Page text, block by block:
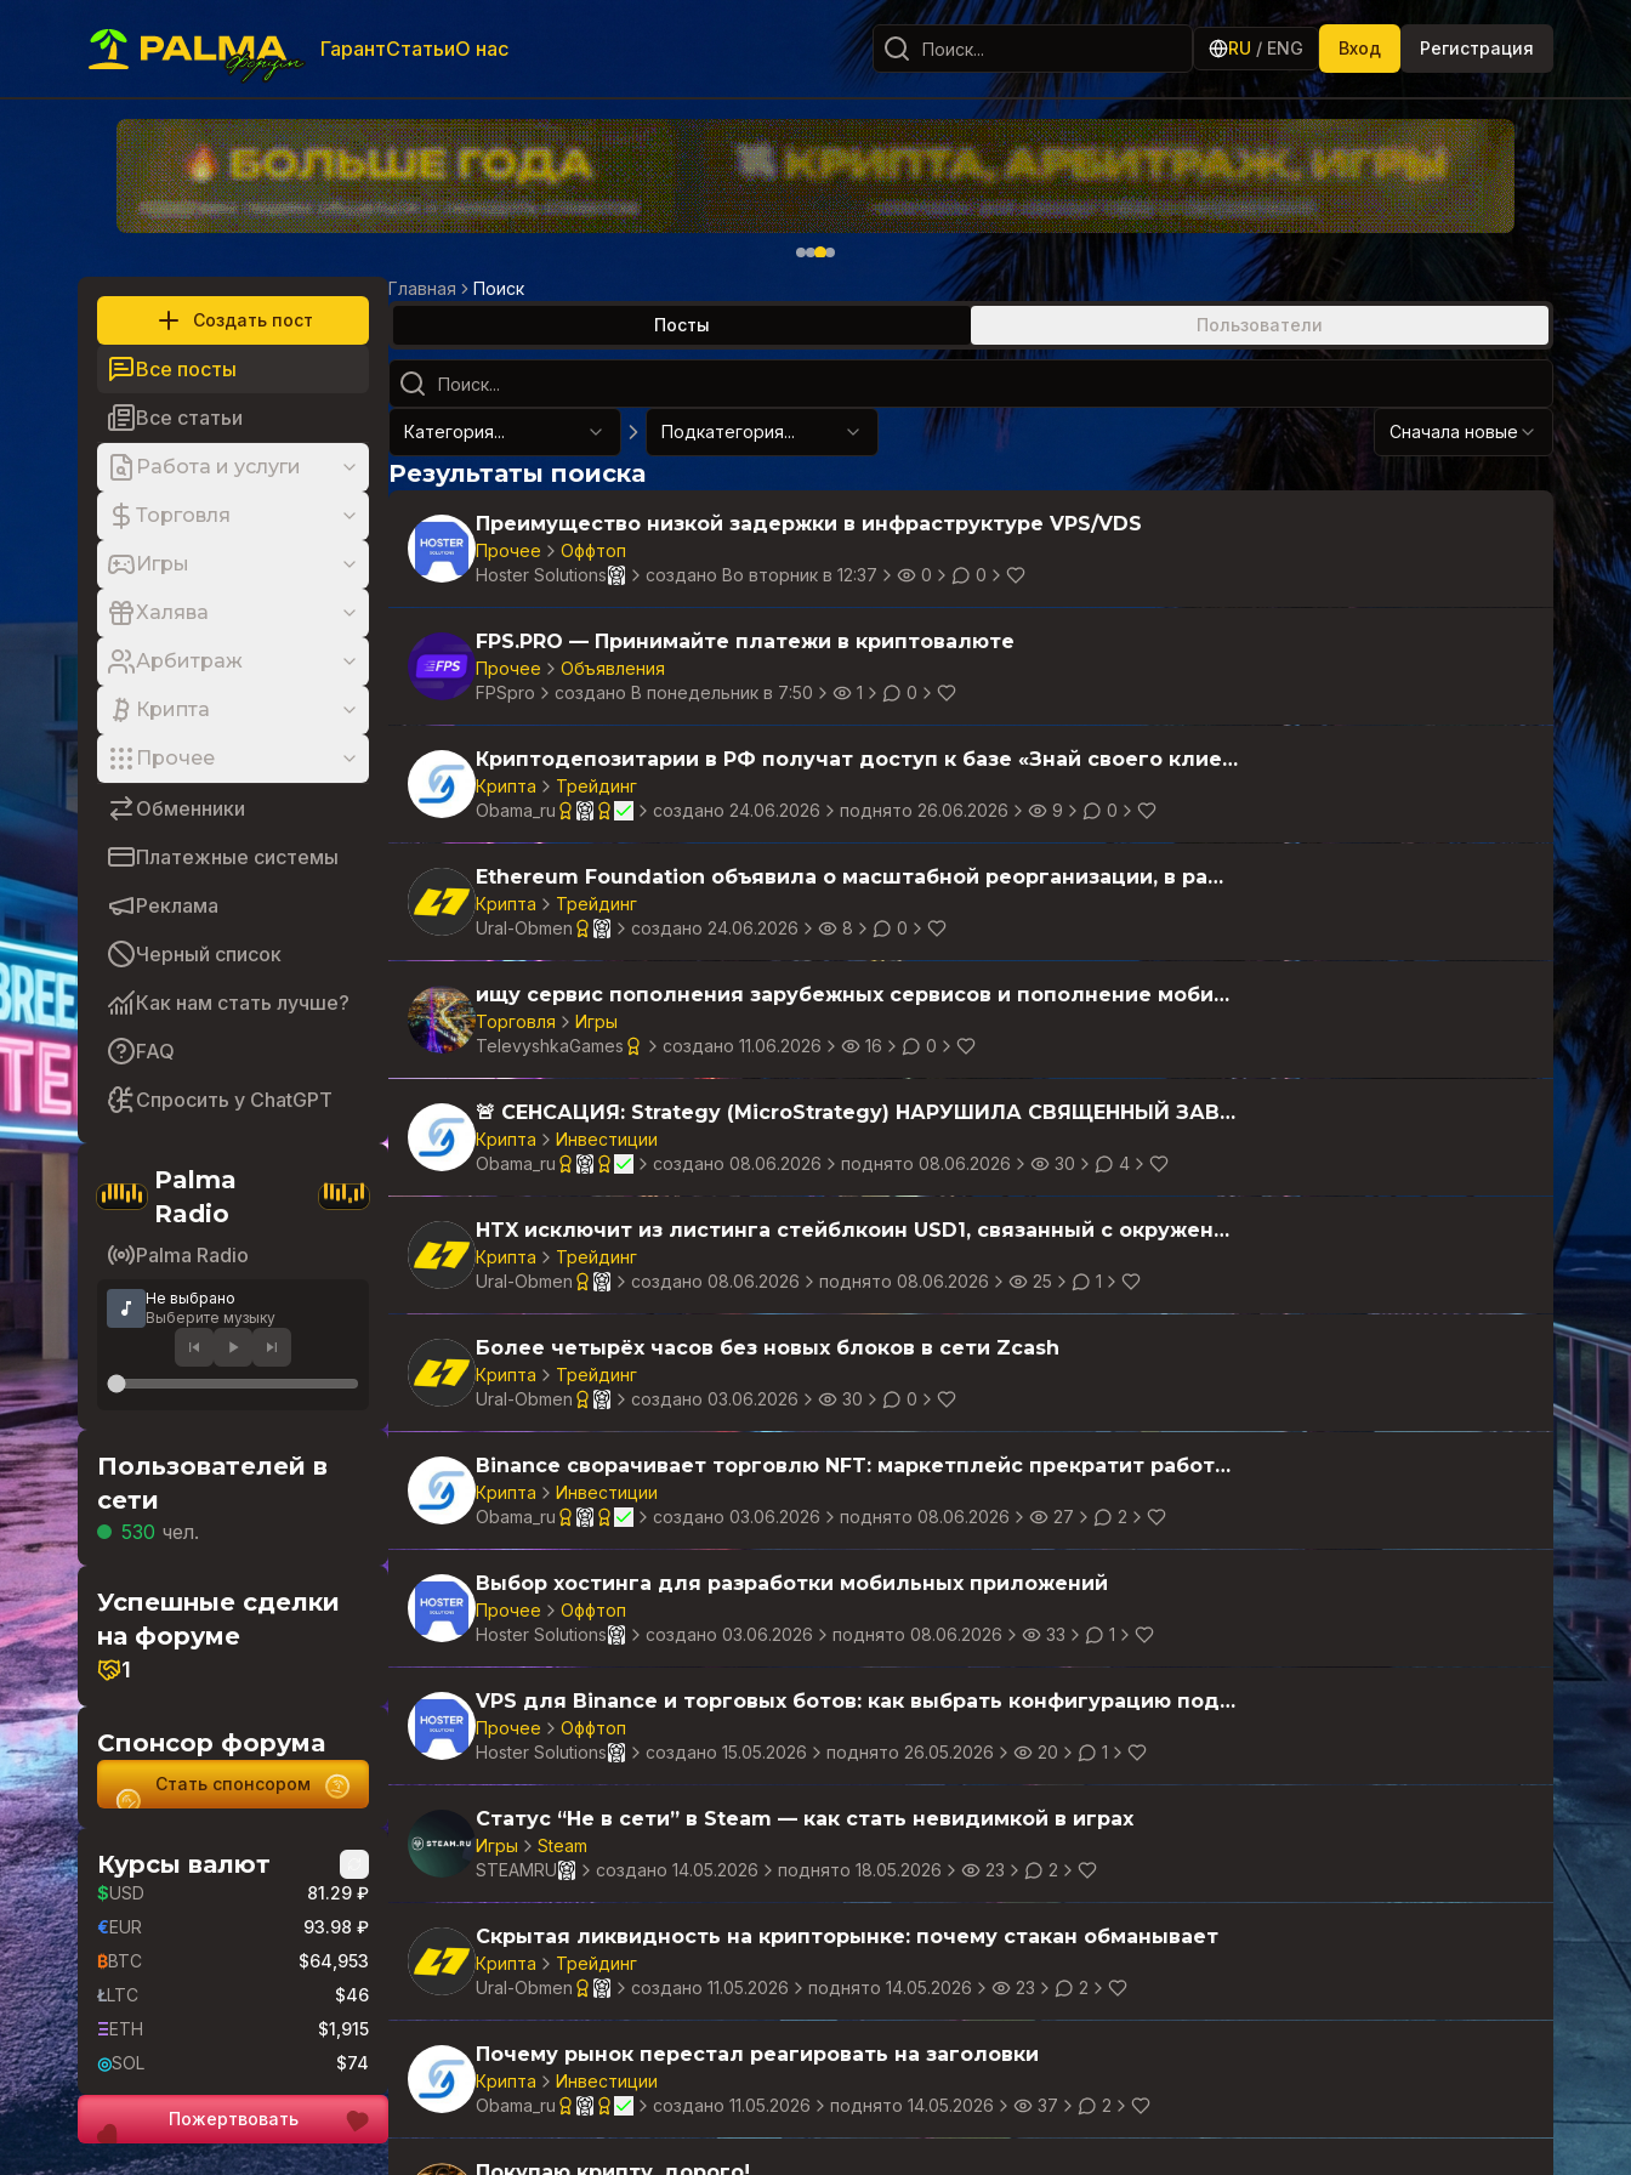
ГарантСтатьиО нас RU / ENG Вход Регистрация
Создать пост
Все посты
Все статьи
Работа и услуги
Торговля
Игры
Халява
Арбитраж
Крипта
Прочее
Обменники
Платежные системы
Реклама
Черный список
Как нам стать лучше?
FAQ
Спросить у ChatGPT
Palma
Radio
Palma Radio
Не выбрано
Выберите музыку
Пользователей в
сети
530 чел.
Успешные сделки
на форуме
1
Спонсор форума
Стать спонсором
Курсы валют
$USD
81.29 ₽
€EUR
93.98 ₽
₿BTC
$64,953
ŁLTC
$46
ΞETH
$1,915
◎SOL $74
Пожертвовать
Главная
Поиск
Посты
Пользователи
Категория... Подкатегория... Сначала новые
Результаты поиска
Преимущество низкой задержки в инфраструктуре VPS/VDS
Прочее
Оффтоп
Hoster Solutions
создано Во вторник в 12:37 0 0
FPS.PRO — Принимайте платежи в криптовалюте
Прочее
Объявления
FPSpro
создано В понедельник в 7:50 1 0
Криптодепозитарии в РФ получат доступ к базе «Знай своего клиента» от Центробанка
Крипта
Трейдинг
Obama_ru
создано 24.06.2026 поднято 26.06.2026 9 0
Ethereum Foundation объявила о масштабной реорганизации, в рамках которой ее покинули 54 сотрудника. Это около 20% штата.
Крипта
Трейдинг
Ural-Obmen
создано 24.06.2026 8 0
ищу сервис пополнения зарубежных сервисов и пополнение мобильных номеров криптой
Торговля
Игры
TelevyshkaGames
создано 11.06.2026 16 0
🚨 СЕНСАЦИЯ: Strategy (MicroStrategy) НАРУШИЛА СВЯЩЕННЫЙ ЗАВЕТ — впервые с 2022 года продала биткоины!
Крипта
Инвестиции
Obama_ru
создано 08.06.2026 поднято 08.06.2026 30 4
HTX исключит из листинга стейблкоин USD1, связанный с окружением Трампа
Крипта
Трейдинг
Ural-Obmen
создано 08.06.2026 поднято 08.06.2026 25 1
Более четырёх часов без новых блоков в сети Zcash
Крипта
Трейдинг
Ural-Obmen
создано 03.06.2026 30 0
Binance сворачивает торговлю NFT: маркетплейс прекратит работу этим летом
Крипта
Инвестиции
Obama_ru
создано 03.06.2026 поднято 08.06.2026 27 2
Выбор хостинга для разработки мобильных приложений
Прочее
Оффтоп
Hoster Solutions
создано 03.06.2026 поднято 08.06.2026 33 1
VPS для Binance и торговых ботов: как выбрать конфигурацию под свою стратегию
Прочее
Оффтоп
Hoster Solutions
создано 15.05.2026 поднято 26.05.2026 20 1
Статус “Не в сети” в Steam — как стать невидимкой в играх
Игры
Steam
STEAMRU
создано 14.05.2026 поднято 18.05.2026 23 2
Скрытая ликвидность на крипторынке: почему стакан обманывает
Крипта
Трейдинг
Ural-Obmen
создано 11.05.2026 поднято 14.05.2026 23 2
Почему рынок перестал реагировать на заголовки
Крипта
Инвестиции
Obama_ru
создано 11.05.2026 поднято 14.05.2026 37 2